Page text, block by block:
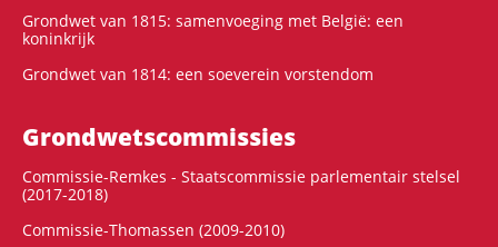
Grondwet van 1815: samenvoeging met België: een
koninkrijk
Grondwet van 1814: een soeverein vorstendom
Grondwets­commissies
Commissie-Remkes - Staatscommissie parlementair stelsel
(2017-2018)
Commissie-Thomassen (2009-2010)